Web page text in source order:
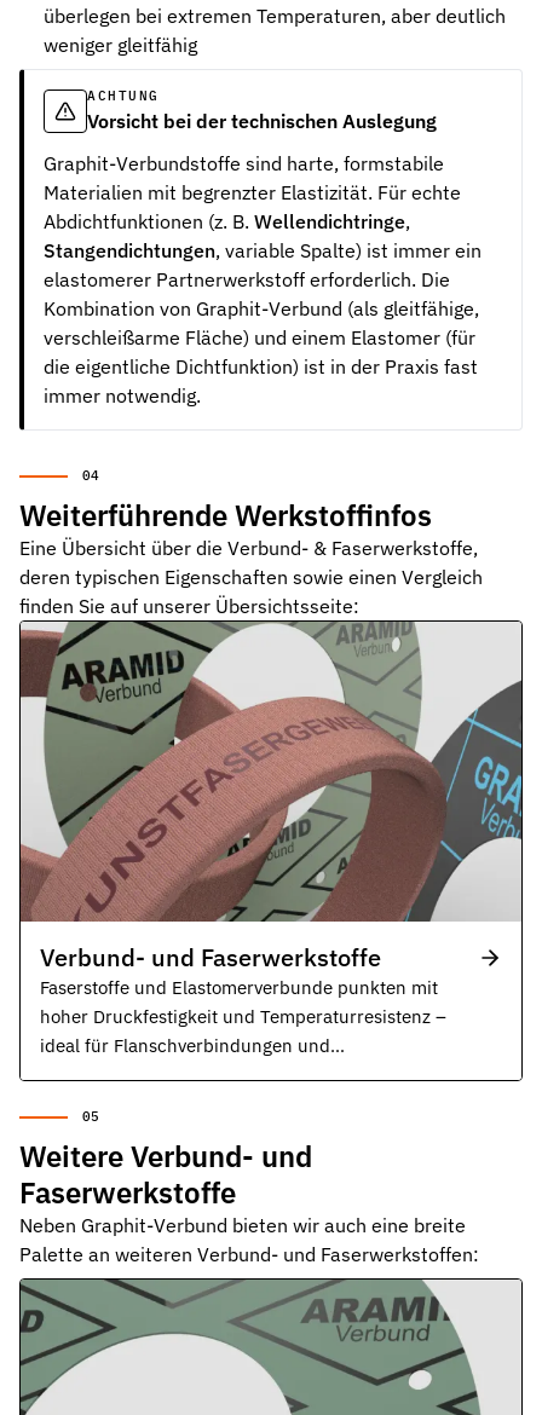
überlegen bei extremen Temperaturen, aber deutlich
weniger gleitfähig
ACHTUNG
Vorsicht bei der technischen Auslegung
Graphit-Verbundstoffe sind harte, formstabile
Materialien mit begrenzter Elastizität. Für echte
Abdichtfunktionen (z. B. Wellendichtringe,
Stangendichtungen, variable Spalte) ist immer ein
elastomerer Partnerwerkstoff erforderlich. Die
Kombination von Graphit-Verbund (als gleitfähige,
verschleißarme Fläche) und einem Elastomer (für
die eigentliche Dichtfunktion) ist in der Praxis fast
immer notwendig.
Weiterführende Werkstoffinfos
Eine Übersicht über die Verbund- & Faserwerkstoffe,
deren typischen Eigenschaften sowie einen Vergleich
finden Sie auf unserer Übersichtsseite:
Verbund- und Faserwerkstoffe
Faserstoffe und Elastomerverbunde punkten mit
hoher Druckfestigkeit und Temperaturresistenz –
ideal für Flanschverbindungen und
Rohrleitungssysteme.
Weitere Verbund- und
Faserwerkstoffe
Neben Graphit-Verbund bieten wir auch eine breite
Palette an weiteren Verbund- und Faserwerkstoffen: